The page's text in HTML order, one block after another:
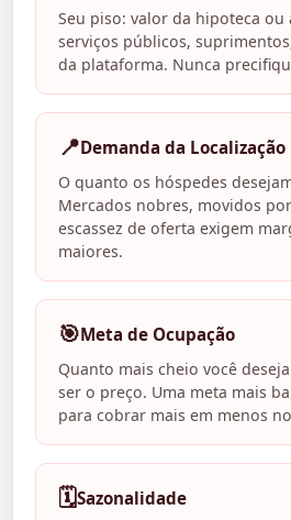
Seu piso: valor da hipoteca
serviços públicos,
da plataforma. Nunca
📍Demanda da Localização
O quanto os hóspedes
Mercados nobres, movidos
escassez de oferta exigem
maiores.
🎯Meta de Ocupação
Quanto mais cheio você
ser o preço. Uma meta mais
para cobrar mais em menos
🗓️Sazonalidade